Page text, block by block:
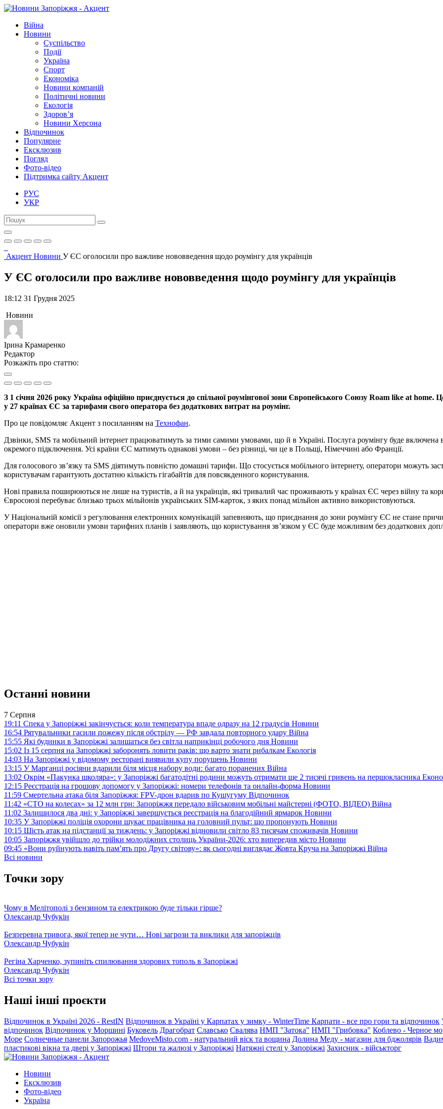
Війна
Новини
Суспільство
Події
Україна
Спорт
Економіка
Новини компаній
Політичні новини
Екологія
Здоров’я
Новини Херсона
Відпочинок
Популярне
Ексклюзив
Погляд
Фото-відео
Підтримка сайту Акцент
РУС
УКР
Акцент Новини У ЄС оголосили про важливе нововведення щодо роумінгу для українців
У ЄС оголосили про важливе нововведення щодо роумінгу для українців
18:12 31 Грудня 2025
Новини
Ірина Крамаренко
Редактор
Розкажіть про статтю:
З 1 січня 2026 року Україна офіційно приєднується до спільної роумінгової зони Європейського Союзу Roam like at
у 27 країнах ЄС за тарифами свого оператора без додаткових витрат на роумінг.
Про це повідомляє Акцент з посиланням на Технофан.
Дзвінки, SMS та мобільний інтернет працюватимуть за тими самими умовами, що й в Україні. Послуга роумінгу буде включена
окремого підключення. Усі країни ЄС матимуть однакові умови – без різниці, чи це в Польщі, Німеччині або Франції.
Для голосового зв’язку та SMS діятимуть повністю домашні тарифи. Що стосується мобільного інтернету, оператори можуть
користувачам гарантують достатню кількість гігабайтів для повсякденного користування.
Нові правила поширюються не лише на туристів, а й на українців, які тривалий час проживають у країнах ЄС через війну та
Євросоюзі перебуває близько трьох мільйонів українських SIM-карток, з яких понад мільйон активно використовуються.
У Національній комісії з регулювання електронних комунікацій запевняють, що приєднання до зони роумінгу ЄС не стане
оператори вже оновили умови тарифних планів і заявляють, що користування зв’язком у ЄС буде можливим без додаткових
Останні новини
7 Серпня
19:11 Спека у Запоріжжі закінчується: коли температура впаде одразу на 12 градусів Новини
16:54 Рятувальники гасили пожежу після обстрілу — РФ завдала повторного удару Війна
15:55 Які будинки в Запоріжжі залишаться без світла наприкінці робочого дня Новини
15:02 Із 15 серпня на Запоріжжі заборонять ловити раків: що варто знати рибалкам Екологія
14:03 На Запоріжжі у відомому ресторані виявили купу порушень Новини
13:15 У Марганці росіяни вдарили біля місця набору води: багато поранених Війна
13:02 Окрім «Пакунка школяра»: у Запоріжжі багатодітні родини можуть отримати ще 2 тисячі гривень на першокласника
12:15 Реєстрація на грошову допомогу у Запоріжжі: номери телефонів та онлайн-форма Новини
11:59 Смертельна атака біля Запоріжжя: FPV-дрон вдарив по Кушугуму Відпочинок
11:42 «СТО на колесах» за 12 млн грн: Запоріжжя передало військовим мобільні майстерні (ФОТО, ВІДЕО) Війна
11:02 Залишилося два дні: у Запоріжжі завершується реєстрація на благодійний ярмарок Новини
10:35 У Запоріжжі поліція охорони шукає працівника на головний пульт: що пропонують Новини
10:15 Шість атак на підстанції за тиждень: у Запоріжжі відновили світло 83 тисячам споживачів Новини
10:05 Запоріжжя увійшло до трійки молодіжних столиць України-2026: хто випередив місто Новини
09:45 «Вони руйнують навіть пам’ять про Другу світову»: як сьогодні виглядає Жовта Круча на Запоріжжі Війна
Всі новини
Точки зору
Чому в Мелітополі з бензином та електрикою буде тільки гірше?
Олександр Чубукін
Безперевна тривога, якої тепер не чути… Нові загрози та виклики для запоріжців
Олександр Чубукін
Регіна Харченко, зупиніть спилювання здорових тополь в Запоріжжі
Олександр Чубукін
Всі точки зору
Наші інші проєкти
Відпочинок в Україні 2026 - RestIN Відпочинок в Україні у Карпатах у зимку - WinterTime Карпати - все про гори та відпочинок
відпочинок Відпочинок у Моршині Буковель Драгобрат Славсько Свалява НМП "Затока" НМП "Грибовка" Коблево - Черное
Море Солнечные панели Запорожья MedoveMisto.com - натуральний віск та вощина Долина Меду - магазин для бджолярів
пластикові вікна та двері у Запоріжжі Штори та жалюзі у Запоріжжі Натяжні стелі у Запоріжжі Захисник - військторг
Новини
Ексклюзив
Фото-відео
Україна